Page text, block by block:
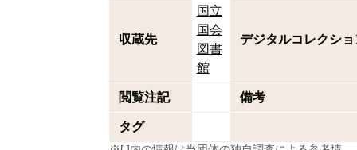
収蔵先
国立
国会
図書
館
デジタルコレクショ
閲覧注記 備考
タグ